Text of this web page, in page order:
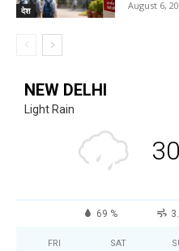
देश August 6,
NEW DELHI
Light Rain
69 %
FRI SAT